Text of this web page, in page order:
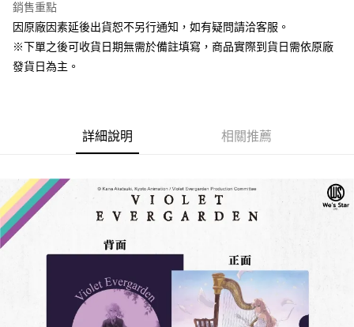
【大哥付你分期使用說明】
1.本服務由台灣大哥大提供，台灣大哥大用戶可立即使用無須另外申請。
流程，驗證手機門號後，選擇欲分期的期數、繳款截止日，確認付款後即完
成交易。
【繳款方式說明】
1.分期款項不併入電信帳單，「大哥付你分期」於每月結算日後寄送繳費提
2.透過簡訊連結打開帳單後，可選擇「超商條碼／台灣大直營門市／銀行轉
帳／街口支付／iPASS MONEY」等通路繳費。
【注意事項】
用戶於交易時，得透過本服務購買商品或服務，並由商店將買賣／分期付款
買賣價金債權讓與本公司後，依約使用本公司帳單繳交帳款。
2.基於同意付款使用「大哥付你分期」之契約關係目的，商店將以您的個人
資料（包含姓名、電話或地址）提供予台灣大哥大進項蒐集、處理及利用，
由本公司與您本人進行分期帳單所需資料之確認、核對及更正。
3.完整用戶服務條款，請詳閱以下連結：
https://oppay.tw/userRule
ATM付款
運送方式
預購-付款後全家取貨(舊)
每筆NT$90，滿NT$3,000(含以上)免運費
預購-7-11取貨付款(舊)
每筆NT$90，滿NT$3,000(含以上)免運費
預購-付款後7-11取貨(舊)
每筆NT$90，滿NT$3,000(含以上)免運費
每筆NT$120，滿NT$3,000(含以上)免運費
銷售重點
因原廠因素延後出貨恕不另行通知，如有疑問請洽客服。
※下單之後可收貨日期無需於備註填寫，商品實際到貨日需依原廠
發貨日為主。
詳細說明 相關推薦